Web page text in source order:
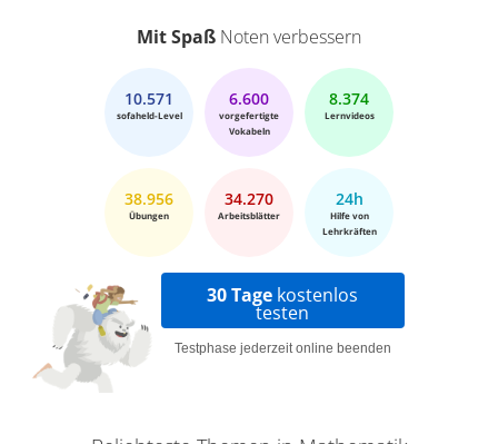
Mit Spaß Noten verbessern
10.571
sofaheld-Level
6.600
vorgefertigte
Vokabeln
8.374
Lernvideos
38.956
Übungen
34.270
Arbeitsblätter
24h
Hilfe von
Lehrkräften
30 Tage kostenlos
testen
Testphase jederzeit online beenden